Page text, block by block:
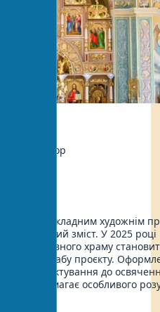
Архітектор
храму є складним художнім
духовний зміст. У 2025 році
православного храму
від масштабу проєкту.
від проєктування до
храму вимагає особливого